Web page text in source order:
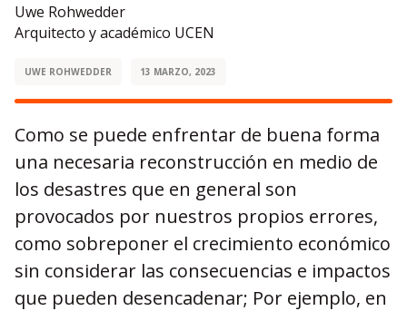
Uwe Rohwedder
Arquitecto y académico UCEN
UWE ROHWEDDER 13 MARZO, 2023
Como se puede enfrentar de buena forma
una necesaria reconstrucción en medio de
los desastres que en general son
provocados por nuestros propios errores,
como sobreponer el crecimiento económico
sin considerar las consecuencias e impactos
que pueden desencadenar; Por ejemplo, en